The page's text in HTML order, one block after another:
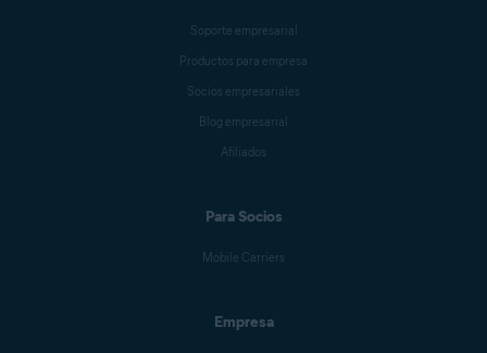
Soporte empresarial
Productos para empresa
Socios empresariales
Blog empresarial
Afiliados
Para Socios
Mobile Carriers
Empresa